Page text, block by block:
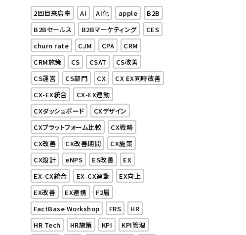
2回目来店率 AI AI化 apple
B2B
B2Bセールス
B2Bマーケティング
CES
churn rate
CJM CPA
CRM
CRM施策
CS CSAT
CS改善
CS運営
CS部門 CX
CX EX同時改善
CX-EX統合
CX-EX連動
CXダッシュボード
CXデザイン
CXプラットフォーム比較
CX戦略
CX改善
CX改善期間
CX施策
CX設計
eNPS ES改善
EX
EX-CX統合
EX-CX連動
EX向上
EX改善
EX連携
F2層
FactBase Workshop
FRS
HR
HR Tech
HR施策 KPI
KPI管理